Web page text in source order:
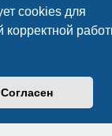
cookies для
корректной
Согласен